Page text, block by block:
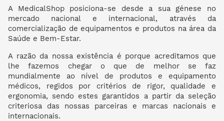
A MedicalShop posiciona-se desde a sua génese no
mercado nacional e internacional, através da
comercialização de equipamentos e produtos na área da
Saúde e Bem-Estar.
A razão da nossa existência é porque acreditamos que
lhe fazemos chegar o que de melhor se faz
mundialmente ao nível de produtos e equipamento
médicos, regidos por critérios de rigor, qualidade e
ergonomia, sendo estes garantidos a partir da seleção
criteriosa das nossas parceiras e marcas nacionais e
internacionais.